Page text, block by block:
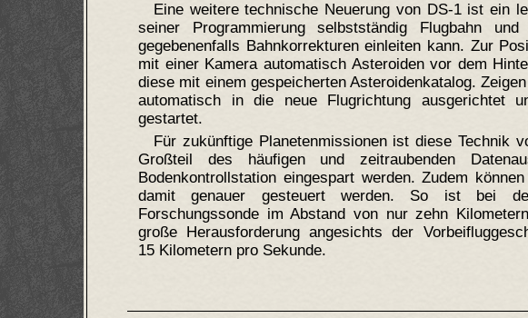
Eine weitere technische Neuerung von DS-1 ist ein
seiner Programmierung selbstständig Flugbahn
gegebenenfalls Bahnkorrekturen einleiten kann. Zur
mit einer Kamera automatisch Asteroiden vor dem
diese mit einem gespeicherten Asteroidenkatalog.
automatisch in die neue Flugrichtung ausgerichtet
gestartet.
Für zukünftige Planetenmissionen ist diese Technik
Großteil des häufigen und zeitraubenden
Bodenkontrollstation eingespart werden. Zudem
damit genauer gesteuert werden. So ist bei
Forschungssonde im Abstand von nur zehn
große Herausforderung angesichts der
15 Kilometern pro Sekunde.